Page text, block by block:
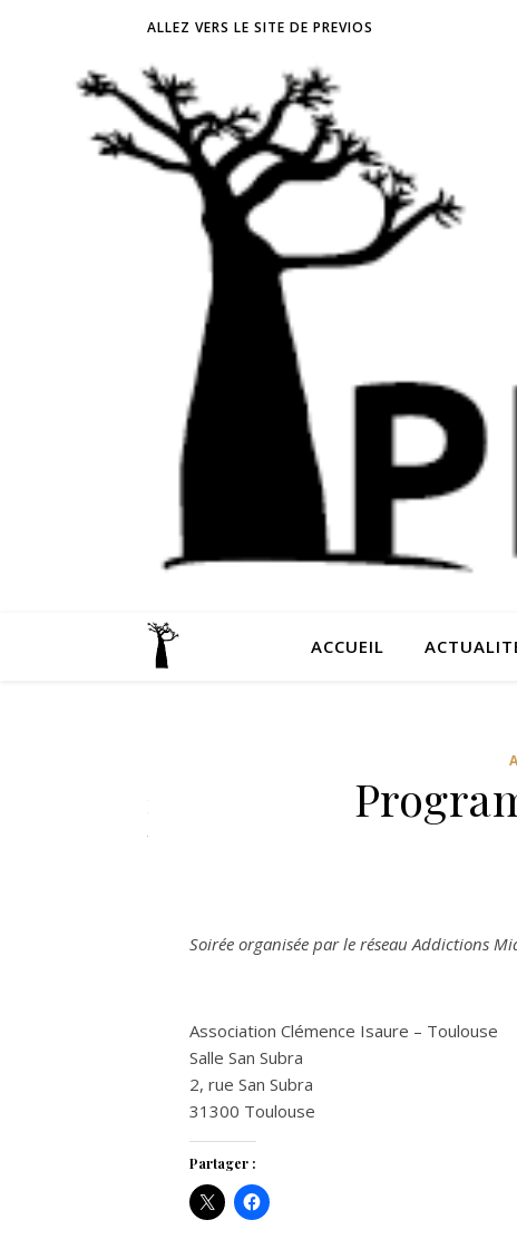
ALLEZ VERS LE SITE DE PREVIOS
ACCUEIL
Soirée organisée par le réseau Addictions
Association Clémence Isaure – Toulouse
Salle San Subra
2, rue San Subra
31300 Toulouse
Partager :